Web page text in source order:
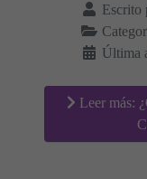
Escrito
Última
Leer más: